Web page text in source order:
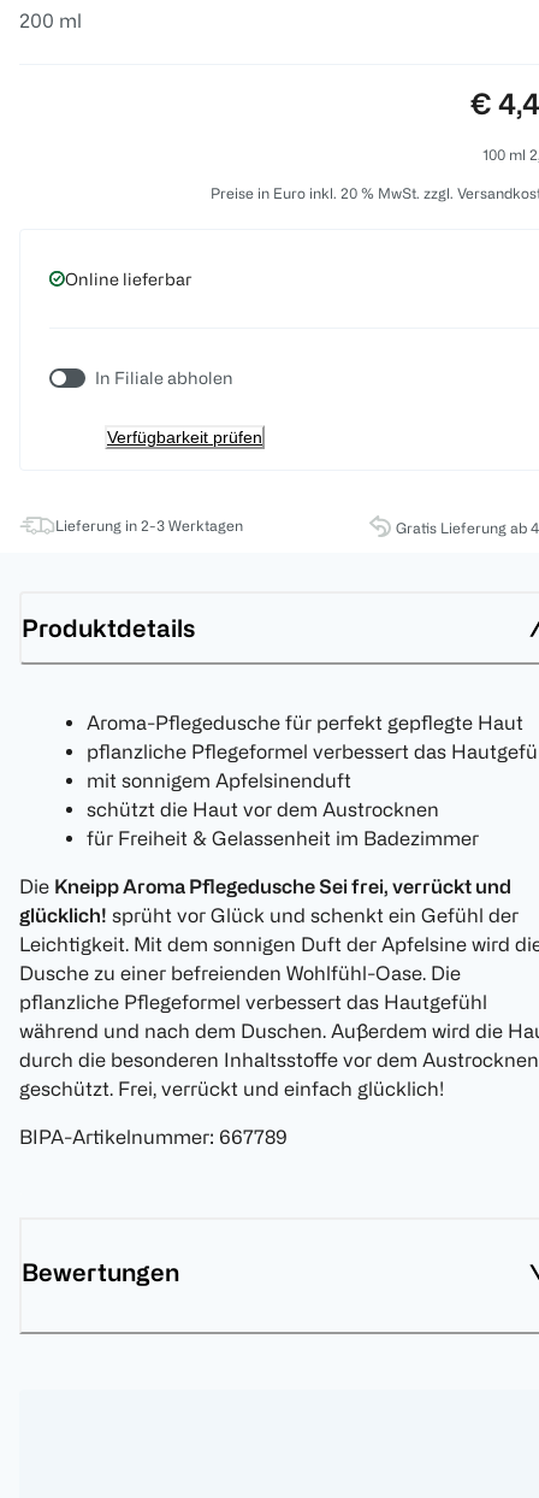
200 ml
€
100 ml
Preise in Euro inkl. 20 % MwSt. zzgl.
Online lieferbar
In Filiale abholen
Verfügbarkeit prüfen
Lieferung in 2-3 Werktagen Gratis Lieferung ab
Produktdetails
Aroma-Pflegedusche für perfekt gepflegte Haut
pflanzliche Pflegeformel verbessert das
mit sonnigem Apfelsinenduft
schützt die Haut vor dem Austrocknen
für Freiheit & Gelassenheit im Badezimmer
Die Kneipp Aroma Pflegedusche Sei frei, verrückt und
glücklich! sprüht vor Glück und schenkt ein Gefühl der
Leichtigkeit. Mit dem sonnigen Duft der Apfelsine wird
Dusche zu einer befreienden Wohlfühl-Oase. Die
pflanzliche Pflegeformel verbessert das Hautgefühl
während und nach dem Duschen. Außerdem wird die
durch die besonderen Inhaltsstoffe vor dem Austrocknen
geschützt. Frei, verrückt und einfach glücklich!
BIPA-Artikelnummer: 667789
Bewertungen